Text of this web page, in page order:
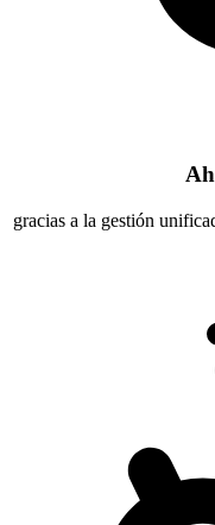
gracias a la gestión